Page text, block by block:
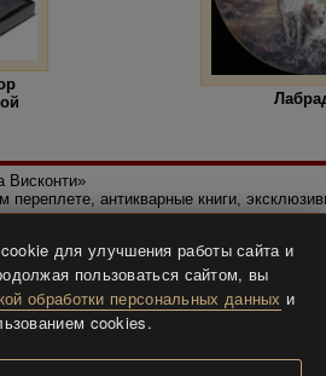
Висконти»
переплете, антикварные книги,
.
для улучшения работы сайта и
пользоваться сайтом, вы
обработки персональных данных и
cookies.